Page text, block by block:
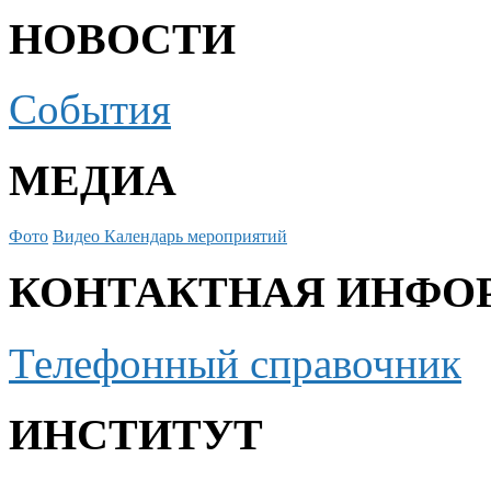
НОВОСТИ
События
МЕДИА
Фото Видео Календарь мероприятий
КОНТАКТНАЯ
Телефонный справочник
ИНСТИТУТ